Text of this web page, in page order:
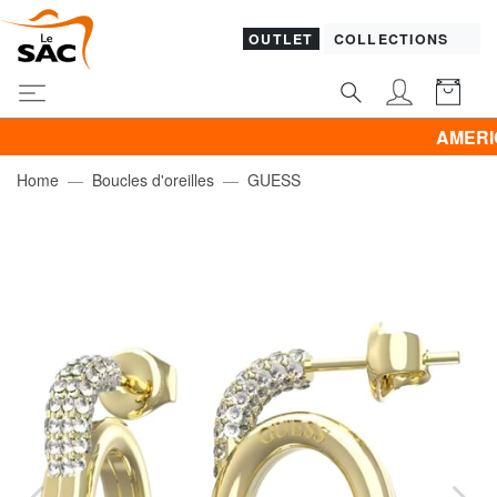
OUTLET COLLECTIONS
AMERICAN
Home Boucles d'oreilles GUESS